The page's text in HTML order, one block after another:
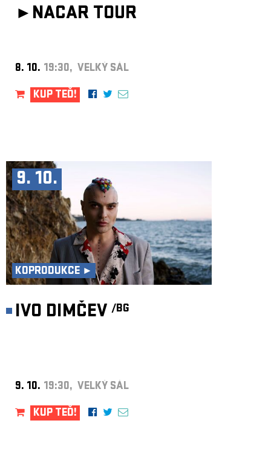
► NACAR TOUR
8. 10. 19:30, VELKÝ SÁL
KUP TEĎ!
9. 10.
KOPRODUKCE ►
IVO DIMČEV /BG
9. 10. 19:30, VELKÝ SÁL
KUP TEĎ!